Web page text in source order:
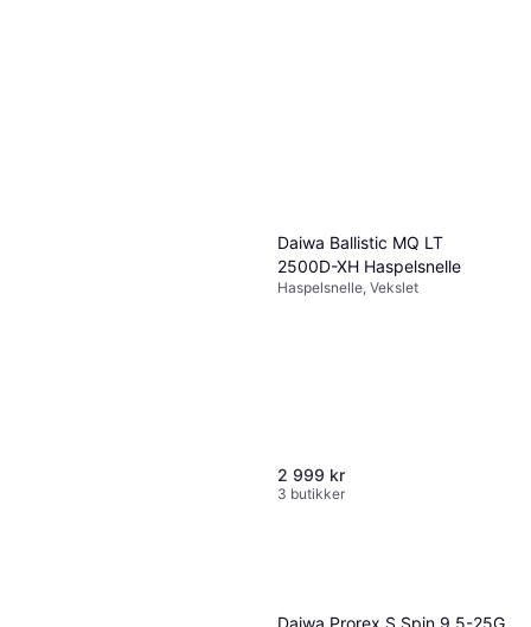
Daiwa Ballistic MQ LT
2500D-XH Haspelsnelle
Haspelsnelle, Vekslet
2 999 kr
3 butikker
Daiwa Prorex S Spin 9 5-25G